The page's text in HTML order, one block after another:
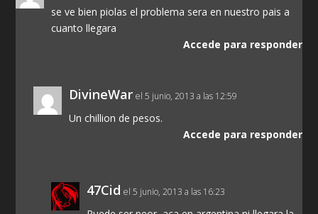
se ve bien piolas el problema sera en nuestro pais a
cuanto llegara
Accede para responder
DivineWar el 5 junio, 2013 a las 12:59
Un chillion de pesos.
Accede para responder
47Cid el 5 junio, 2013 a las 16:23